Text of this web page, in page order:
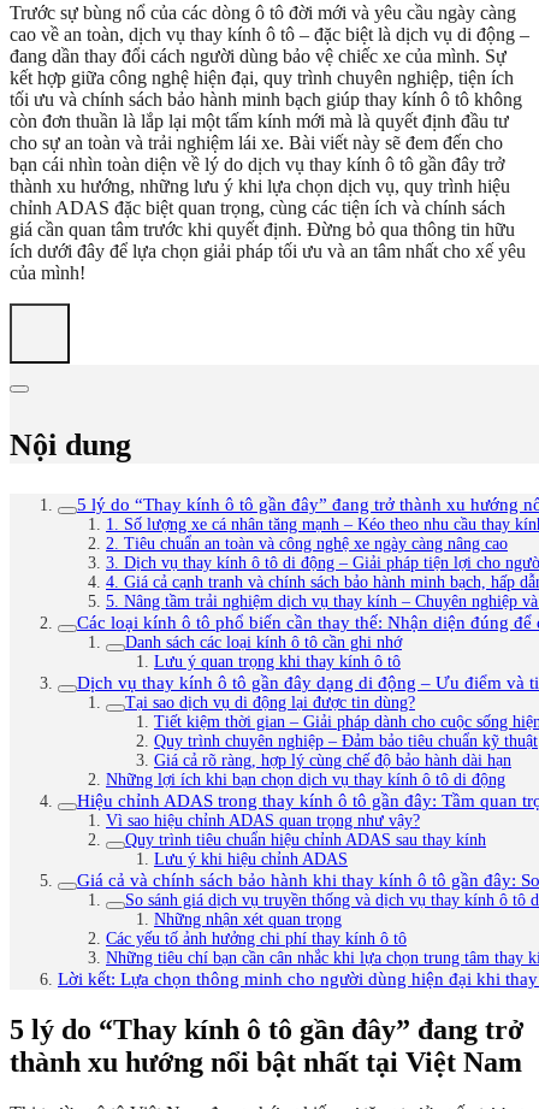
Trước sự bùng nổ của các dòng ô tô đời mới và yêu cầu ngày càng
cao về an toàn, dịch vụ thay kính ô tô – đặc biệt là dịch vụ di động –
đang dần thay đổi cách người dùng bảo vệ chiếc xe của mình. Sự
kết hợp giữa công nghệ hiện đại, quy trình chuyên nghiệp, tiện ích
tối ưu và chính sách bảo hành minh bạch giúp thay kính ô tô không
còn đơn thuần là lắp lại một tấm kính mới mà là quyết định đầu tư
cho sự an toàn và trải nghiệm lái xe. Bài viết này sẽ đem đến cho
bạn cái nhìn toàn diện về lý do dịch vụ thay kính ô tô gần đây trở
thành xu hướng, những lưu ý khi lựa chọn dịch vụ, quy trình hiệu
chỉnh ADAS đặc biệt quan trọng, cùng các tiện ích và chính sách
giá cần quan tâm trước khi quyết định. Đừng bỏ qua thông tin hữu
ích dưới đây để lựa chọn giải pháp tối ưu và an tâm nhất cho xế yêu
của mình!
Nội dung
5 lý do “Thay kính ô tô gần đây” đang trở thành xu hướng
1. Số lượng xe cá nhân tăng mạnh – Kéo theo nhu cầu thay
2. Tiêu chuẩn an toàn và công nghệ xe ngày càng nâng cao
3. Dịch vụ thay kính ô tô di động – Giải pháp tiện lợi cho
4. Giá cả cạnh tranh và chính sách bảo hành minh bạch, hấp
5. Nâng tầm trải nghiệm dịch vụ thay kính – Chuyên nghiệp và
Các loại kính ô tô phổ biến cần thay thế: Nhận diện đúng để
Danh sách các loại kính ô tô cần ghi nhớ
Lưu ý quan trọng khi thay kính ô tô
Dịch vụ thay kính ô tô gần đây dạng di động – Ưu điểm và
Tại sao dịch vụ di động lại được tin dùng?
Tiết kiệm thời gian – Giải pháp dành cho cuộc sống
Quy trình chuyên nghiệp – Đảm bảo tiêu chuẩn kỹ thuật
Giá cả rõ ràng, hợp lý cùng chế độ bảo hành dài hạn
Những lợi ích khi bạn chọn dịch vụ thay kính ô tô di động
Hiệu chỉnh ADAS trong thay kính ô tô gần đây: Tầm quan
Vì sao hiệu chỉnh ADAS quan trọng như vậy?
Quy trình tiêu chuẩn hiệu chỉnh ADAS sau thay kính
Lưu ý khi hiệu chỉnh ADAS
Giá cả và chính sách bảo hành khi thay kính ô tô gần đây:
So sánh giá dịch vụ truyền thống và dịch vụ thay kính ô tô
Những nhận xét quan trọng
Các yếu tố ảnh hưởng chi phí thay kính ô tô
Những tiêu chí bạn cần cân nhắc khi lựa chọn trung tâm thay
Lời kết: Lựa chọn thông minh cho người dùng hiện đại khi
5 lý do “Thay kính ô tô gần đây” đang trở
thành xu hướng nổi bật nhất tại Việt Nam